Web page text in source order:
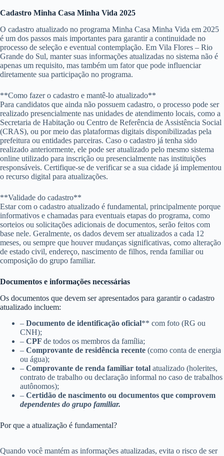
Cadastro Minha Casa Minha Vida 2025
O cadastro atualizado no programa Minha Casa Minha Vida em 2025
é um dos passos mais importantes para garantir a continuidade no
processo de seleção e eventual contemplação. Em Vila Flores – Rio
Grande do Sul, manter suas informações atualizadas no sistema não é
apenas um requisito, mas também um fator que pode influenciar
diretamente sua participação no programa.
**Como fazer o cadastro e mantê-lo atualizado**
Para candidatos que ainda não possuem cadastro, o processo pode ser
realizado presencialmente nas unidades de atendimento locais, como a
Secretaria de Habitação ou Centro de Referência de Assistência Social
(CRAS), ou por meio das plataformas digitais disponibilizadas pela
prefeitura ou entidades parceiras. Caso o cadastro já tenha sido
realizado anteriormente, ele pode ser atualizado pelo mesmo sistema
online utilizado para inscrição ou presencialmente nas instituições
responsáveis. Certifique-se de verificar se a sua cidade já implementou
o recurso digital para atualizações.
**Validade do cadastro**
Estar com o cadastro atualizado é fundamental, principalmente porque
informativos e chamadas para eventuais etapas do programa, como
sorteios ou solicitações adicionais de documentos, serão feitos com
base nele. Geralmente, os dados devem ser atualizados a cada 12
meses, ou sempre que houver mudanças significativas, como alteração
de estado civil, endereço, nascimento de filhos, renda familiar ou
composição do grupo familiar.
Documentos e informações necessárias
Os documentos que devem ser apresentados para garantir o cadastro
atualizado incluem:
– Documento de identificação oficial** com foto (RG ou
CNH);
– CPF de todos os membros da família;
– Comprovante de residência recente (como conta de energia
ou água);
– Comprovante de renda familiar total atualizado (holerites,
contrato de trabalho ou declaração informal no caso de trabalhos
autônomos);
– Certidão de nascimento ou documentos que comprovem
dependentes do grupo familiar.
Por que a atualização é fundamental?
Quando você mantém as informações atualizadas, evita o risco de ser